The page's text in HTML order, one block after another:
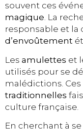
souvent ces
magique. La
responsable et la
d’envoûtement
Les amulettes et
utilisés pour se
malédictions. Ces
traditionnelles
culture française.
En cherchant à